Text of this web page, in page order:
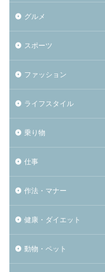
グルメ
スポーツ
ファッション
ライフスタイル
乗り物
仕事
作法・マナー
健康・ダイエット
動物・ペット